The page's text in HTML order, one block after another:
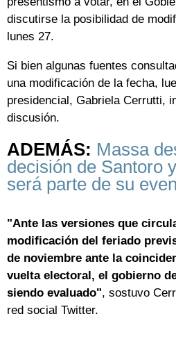
discutirse la posibilidad de
lunes 27.
Si bien algunas fuentes
una modificación de la fecha,
presidencial, Gabriela Cerrutti,
discusión.
ADEMÁS: Massa
decisión de Santoro
será parte de su
"Ante las versiones que
modificación del feriado
de noviembre ante la
vuelta electoral, el gobierno
siendo evaluado", sostuvo
red social Twitter.